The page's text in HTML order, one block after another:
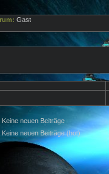
Gast
Keine neuen Beiträge
Keine neuen Beiträge (hot)